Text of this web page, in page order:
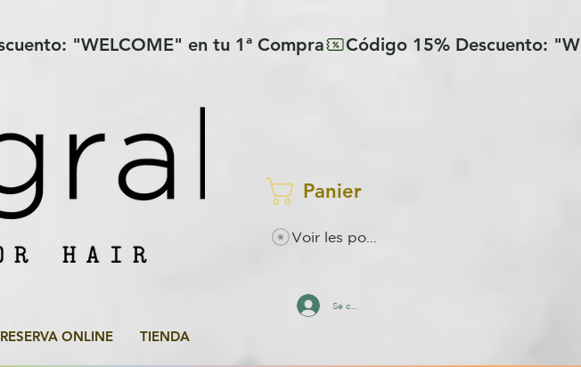
Panier
Se connecter
RESERVA ONLINE TIENDA